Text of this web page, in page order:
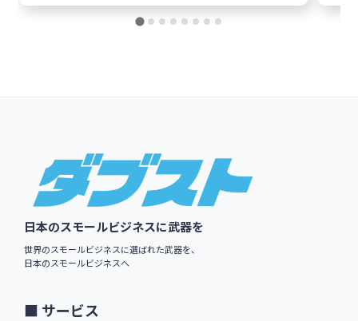
Footer
日本のスモールビジネスに武器を
世界のスモールビジネスに選ばれた武器を、
日本のスモールビジネスへ
サービス